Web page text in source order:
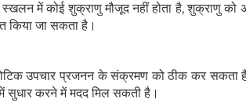
में कोई शुक्राणु मौजूद नहीं होता है, शुक्राणु को
किया जा सकता है।
उपचार प्रजनन के संक्रमण को ठीक कर सकता
में सुधार करने में मदद मिल सकती है।